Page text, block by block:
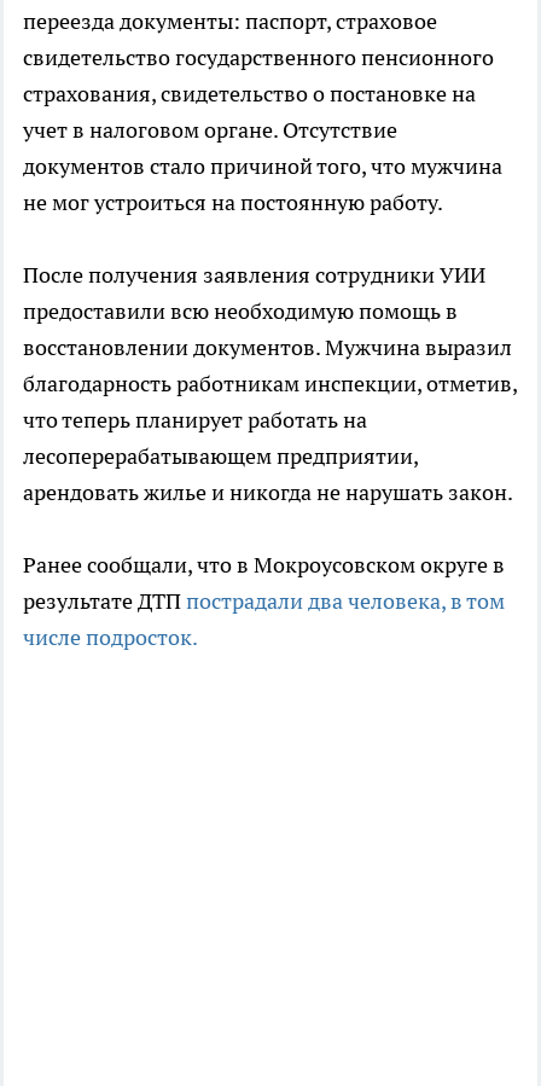
переезда документы: паспорт, страховое
свидетельство государственного пенсионного
страхования, свидетельство о постановке на
учет в налоговом органе. Отсутствие
документов стало причиной того, что мужчина
не мог устроиться на постоянную работу.
После получения заявления сотрудники УИИ
предоставили всю необходимую помощь в
восстановлении документов. Мужчина выразил
благодарность работникам инспекции, отметив,
что теперь планирует работать на
лесоперерабатывающем предприятии,
арендовать жилье и никогда не нарушать закон.
Ранее сообщали, что в Мокроусовском округе в
результате ДТПпострадали два человека, в том
числе подросток.